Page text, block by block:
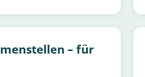
– für